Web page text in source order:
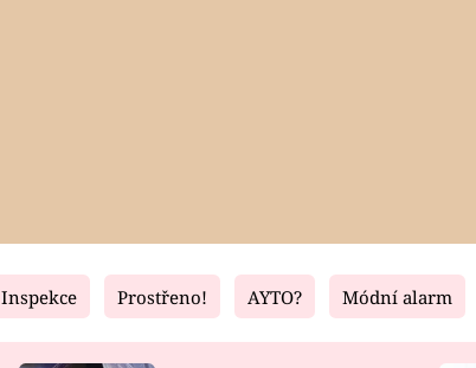
Fresh Living
Inspekce Prostřeno! AYTO? Módní alarm